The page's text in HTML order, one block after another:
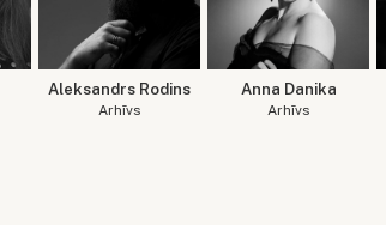
Aleksandrs Rodins
Arhīvs
Anna Danika
Arhīvs